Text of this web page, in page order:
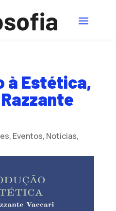
à Estética,
, Eventos, Notícias,